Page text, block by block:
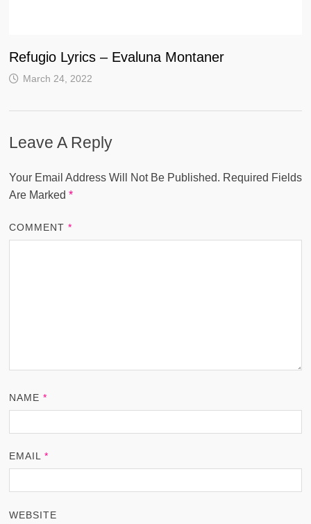
Refugio Lyrics – Evaluna Montaner
March 24, 2022
Leave A Reply
Your Email Address Will Not Be Published. Required Fields
Are Marked *
COMMENT*
NAME*
EMAIL*
WEBSITE